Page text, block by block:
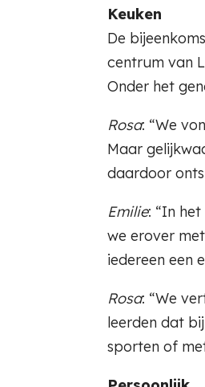
Keuken
De
centrum van
Onder het
Rosa: “We
Maar
daardoor
Emilie: “In
we erover
iedereen een
Rosa: “We
leerden dat
sporten of